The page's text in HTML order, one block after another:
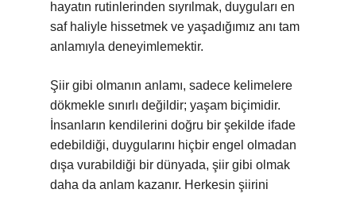
hayatın rutinlerinden sıyrılmak, duyguları en
saf haliyle hissetmek ve yaşadığımız anı tam
anlamıyla deneyimlemektir.
Şiir gibi olmanın anlamı, sadece kelimelere
dökmekle sınırlı değildir; yaşam biçimidir.
İnsanların kendilerini doğru bir şekilde ifade
edebildiği, duygularını hiçbir engel olmadan
dışa vurabildiği bir dünyada, şiir gibi olmak
daha da anlam kazanır. Herkesin şiirini